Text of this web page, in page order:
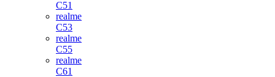
C51
realme
C53
realme
C55
realme
C61